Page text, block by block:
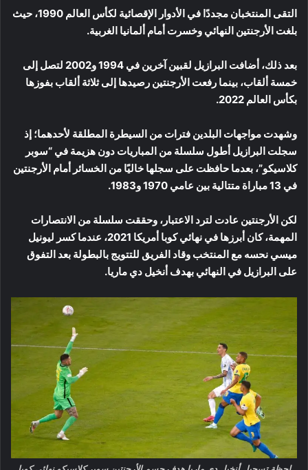
التقى المنتخبان مجددًا في الأدوار الإقصائية لكأس العالم 1990، حيث
بلغت الأرجنتين النهائي وخسرت أمام ألمانيا الغربية.
بعد ذلك، أضافت البرازيل لقبين آخرين في 1994 و2002 لتصل إلى
خمسة ألقاب، بينما رفعت الأرجنتين رصيدها إلى ثلاثة ألقاب بفوزها
بكأس العالم 2022.
وشهدت مواجهات البلدين فترات من السيطرة المطلقة لأحدهما؛ إذ
سجلت البرازيل أطول سلسلة من المباريات دون هزيمة في “سوبر
كلاسيكو”، بعدما حافظت على سجلها خاليًا من الخسائر أمام الأرجنتين
في 13 مباراة متتالية بين عامي 1970 و1983.
لكن الأرجنتين عادت لترد الاعتبار، وحققت سلسلة من الانتصارات
المهمة، كان أبرزها في نهائي كوبا أمريكا 2021، عندما كسر ليونيل
ميسي نحسه مع المنتخب وقاد الفريق للتتويج بالبطولة بعد التفوق
على البرازيل في النهائي بهدف أنخيل دي ماريا.